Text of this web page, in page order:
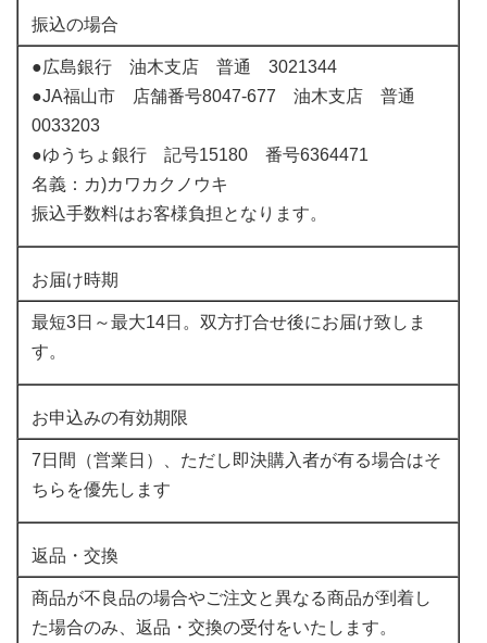
振込の場合
●広島銀行 油木支店 普通 3021344
●JA福山市 店舗番号8047-677 油木支店 普通
0033203
●ゆうちょ銀行 記号15180 番号6364471
名義：カ)カワカクノウキ
振込手数料はお客様負担となります。
お届け時期
最短3日～最大14日。双方打合せ後にお届け致しま
す。
お申込みの有効期限
7日間（営業日）、ただし即決購入者が有る場合はそ
ちらを優先します
返品・交換
商品が不良品の場合やご注文と異なる商品が到着し
た場合のみ、返品・交換の受付をいたします。